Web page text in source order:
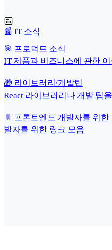
📰 IT 소식
🎯 프로덕트 소식
IT 제품과 비즈니스에 관한
🎁 라이브러리/개발팁
React 라이브러리나 개발 팁
📎 프론트엔드 개발자를 위한
발자를 위한 링크 모음